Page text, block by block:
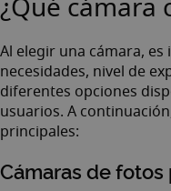
Al elegir una cámara,
necesidades, nivel de
diferentes opciones
usuarios. A
principales:
Cámaras de